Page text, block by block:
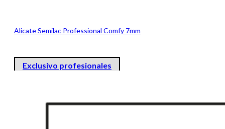
Alicate Semilac Professional Comfy 7mm
Exclusivo profesionales